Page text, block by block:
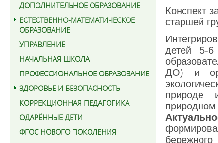
ДОПОЛНИТЕЛЬНОЕ ОБРАЗОВАНИЕ
ЕСТЕСТВЕННО-МАТЕМАТИЧЕСКОЕ
ОБРАЗОВАНИЕ
УПРАВЛЕНИЕ
НАЧАЛЬНАЯ ШКОЛА
ПРОФЕССИОНАЛЬНОЕ ОБРАЗОВАНИЕ
ЗДОРОВЬЕ И БЕЗОПАСНОСТЬ
КОРРЕКЦИОННАЯ ПЕДАГОГИКА
ОДАРЁННЫЕ ДЕТИ
ФГОС НОВОГО ПОКОЛЕНИЯ
Конспект
старшей
детей 5-6
ДО) и
природе